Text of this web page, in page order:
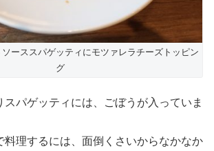
ーススパゲッティにモツァレラチーズトッピン
グ
スパゲッティには、ごぼうが入っていま
料理するには、面倒くさいからなかなか